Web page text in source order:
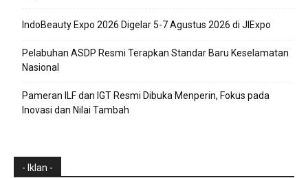
IndoBeauty Expo 2026 Digelar 5-7 Agustus 2026 di JIExpo
Pelabuhan ASDP Resmi Terapkan Standar Baru Keselamatan
Nasional
Pameran ILF dan IGT Resmi Dibuka Menperin, Fokus pada
Inovasi dan Nilai Tambah
- Iklan -